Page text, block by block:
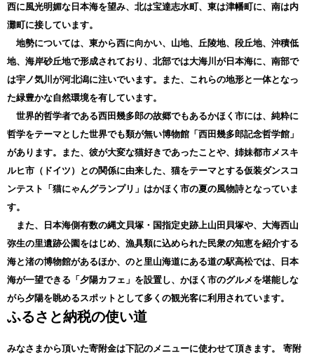
西に風光明媚な日本海を望み、北は宝達志水町、東は津幡町に、南は内
灘町に接しています。
地勢については、東から西に向かい、山地、丘陵地、段丘地、沖積低
地、海岸砂丘地で形成されており、北部では大海川が日本海に、南部で
は宇ノ気川が河北潟に注いでいます。また、これらの地形と一体となっ
た緑豊かな自然環境を有しています。
世界的哲学者である西田幾多郎の故郷でもあるかほく市には、純粋に
哲学をテーマとした世界でも類が無い博物館「西田幾多郎記念哲学館」
があります。また、彼が大変な猫好きであったことや、姉妹都市メスキ
ルヒ市（ドイツ）との関係に由来した、猫をテーマとする仮装ダンスコ
ンテスト「猫にゃんグランプリ」はかほく市の夏の風物詩となっていま
す。
また、日本海側有数の縄文貝塚・国指定史跡上山田貝塚や、大海西山
弥生の里遺跡公園をはじめ、漁具類に込められた民衆の知恵を紹介する
海と渚の博物館があるほか、のと里山海道にある道の駅高松では、日本
海が一望できる「夕陽カフェ」を設置し、かほく市のグルメを堪能しな
がら夕陽を眺めるスポットとして多くの観光客に利用されています。
ふるさと納税の使い道
みなさまから頂いた寄附金は下記のメニューに使わせて頂きます。
寄附